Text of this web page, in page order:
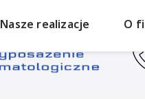
Nasze realizacje O